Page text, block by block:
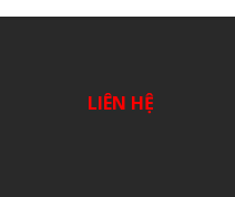
LIÊN HỆ